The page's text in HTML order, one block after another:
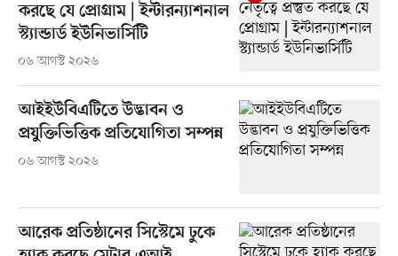
করছে যে প্রোগ্রাম | ইন্টারন্যাশনাল
স্ট্যান্ডার্ড ইউনিভার্সিটি
০৬ আগস্ট ২০২৬
আইইউবিএটিতে উদ্ভাবন ও
প্রযুক্তিভিত্তিক প্রতিযোগিতা সম্পন্ন
০৬ আগস্ট ২০২৬
আরেক প্রতিষ্ঠানের সিস্টেমে ঢুকে